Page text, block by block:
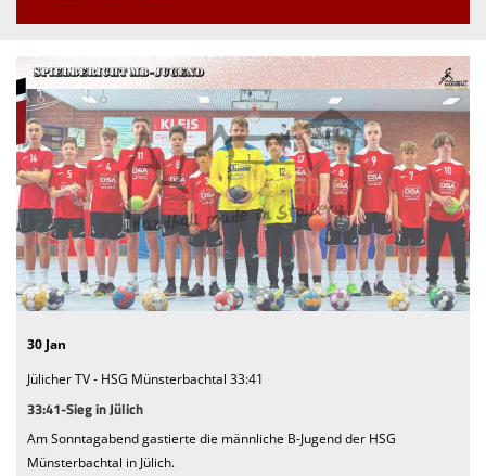
Herren
Damen
Jugend
Kontaktformular
Sponsoren
Unterstützt den SSV
We want you
30 Jan
Jülicher TV - HSG Münsterbachtal 33:41
33:41-Sieg in Jülich
Am Sonntagabend gastierte die männliche B-Jugend der HSG
Münsterbachtal in Jülich.